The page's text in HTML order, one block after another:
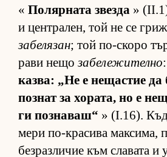
« По­ляр­ната звезда »
и цен­т­ра­лен, той не се
забелязан; той по-скоро
рави нещозабележително
каз­ва: „Не е не­щас­тие
поз­нат за хо­ра­та, но е
ги поз­на­ваш“ » (I.16).
мери по-кра­сива мак­си­ма,
без­раз­ли­чие към сла­вата и